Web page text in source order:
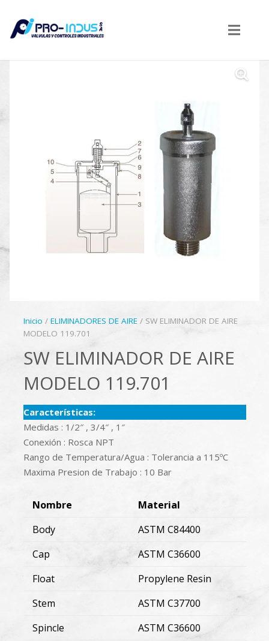
Inicio / ELIMINADORES DE AIRE/ SW ELIMINADOR DE AIRE
MODELO 119.701
SW ELIMINADOR DE AIRE
MODELO 119.701
Características:
Medidas : 1/2″ , 3/4″ , 1″
Conexión : Rosca NPT
Rango de Temperatura/Agua : Tolerancia a 115ºC
Maxima Presion de Trabajo : 10 Bar
Nombre
Material
Body
ASTM C84400
Cap
ASTM C36600
Float
Propylene Resin
Stem
ASTM C37700
Spincle
ASTM C36600